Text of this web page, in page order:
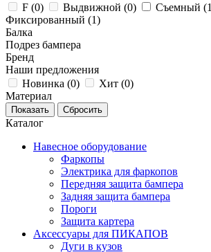
F (0) Выдвижной (0) Съемный (1
Фиксированный (1)
Балка
Подрез бампера
Бренд
Наши предложения
Новинка (0) Хит (0)
Материал
Каталог
Навесное оборудование
Фаркопы
Электрика для фаркопов
Передняя защита бампера
Задняя защита бампера
Пороги
Защита картера
Аксессуары для ПИКАПОВ
Дуги в кузов